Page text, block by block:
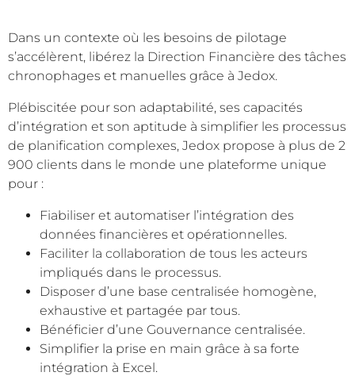
Dans un contexte où les besoins de pilotage
s’accélèrent, libérez la Direction Financière des tâches
chronophages et manuelles grâce à Jedox.
Plébiscitée pour son adaptabilité, ses capacités
d’intégration et son aptitude à simplifier les processus
de planification complexes, Jedox propose à plus de 2
900 clients dans le monde une plateforme unique
pour :
Fiabiliser et automatiser l’intégration des
données financières et opérationnelles.
Faciliter la collaboration de tous les acteurs
impliqués dans le processus.
Disposer d’une base centralisée homogène,
exhaustive et partagée par tous.
Bénéficier d’une Gouvernance centralisée.
Simplifier la prise en main grâce à sa forte
intégration à Excel.